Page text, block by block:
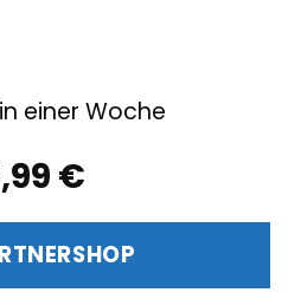
€
€Aktueller
ist:
275,99 €.
einer Woche